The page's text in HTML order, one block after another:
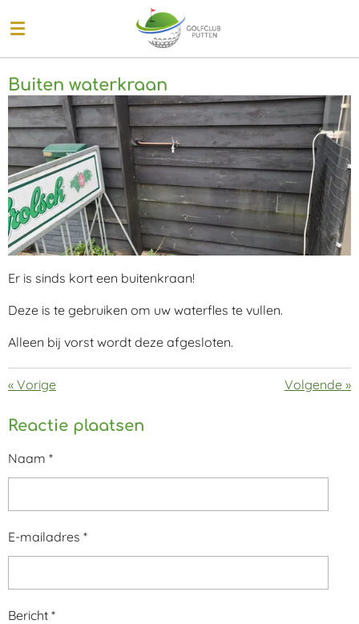
direct
naar
de
hoofdinhoud
Buiten waterkraan
Er is sinds kort een buitenkraan!
Deze is te gebruiken om uw waterfles te vullen.
Alleen bij vorst wordt deze afgesloten.
« Vorige Volgende »
Reactie plaatsen
Naam *
E-mailadres *
Bericht *